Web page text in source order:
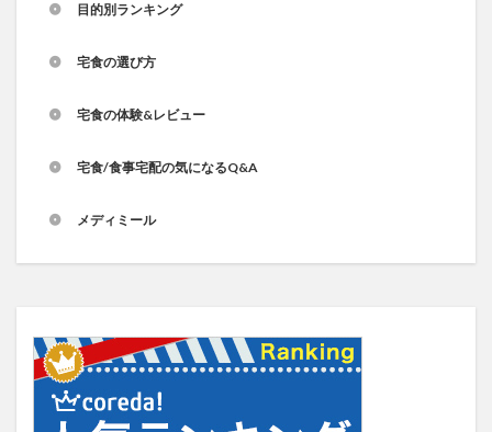
目的別ランキング
宅食の選び方
宅食の体験&レビュー
宅食/食事宅配の気になるQ&A
メディミール